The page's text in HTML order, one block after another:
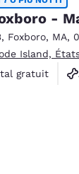
-
, Foxboro, MA,
Island,
gratuit
9